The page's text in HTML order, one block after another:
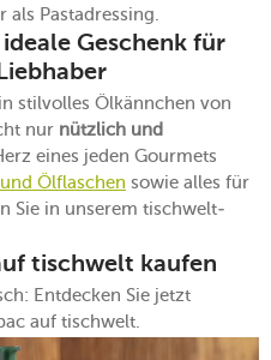
Pastadressing.
Geschenk für
stilvolles Ölkännchen von
nur nützlich und
eines jeden Gourmets
Ölflaschen sowie alles für
Sie in unserem tischwelt-
tischwelt kaufen
Entdecken Sie jetzt
auf tischwelt.